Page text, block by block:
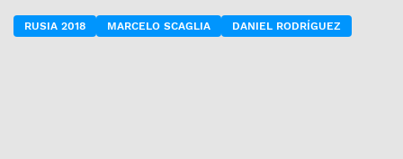
RUSIA 2018 MARCELO SCAGLIA DANIEL RODRÍGUEZ